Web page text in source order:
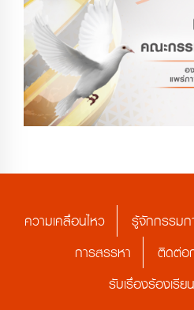
ความเคลื่อนไหว รู้จักกรรมก
การสรรหา
ติดต่อ
รับเรื่องร้องเรี